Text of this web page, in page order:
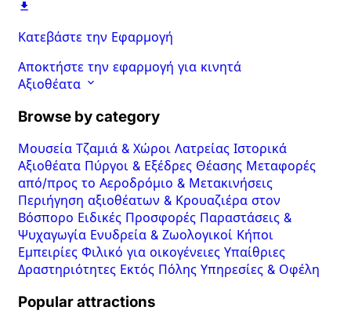
Κατεβάστε την Εφαρμογή
Αποκτήστε την εφαρμογή για κινητά
Αξιοθέατα
Browse by category
Μουσεία Τζαμιά & Χώροι Λατρείας Ιστορικά
Αξιοθέατα Πύργοι & Εξέδρες Θέασης Μεταφορές
από/προς το Αεροδρόμιο & Μετακινήσεις
Περιήγηση αξιοθέατων & Κρουαζιέρα στον
Βόσπορο Ειδικές Προσφορές Παραστάσεις &
Ψυχαγωγία Ενυδρεία & Ζωολογικοί Κήποι
Εμπειρίες Φιλικό για οικογένειες Υπαίθριες
Δραστηριότητες Εκτός Πόλης Υπηρεσίες & Οφέλη
Popular attractions